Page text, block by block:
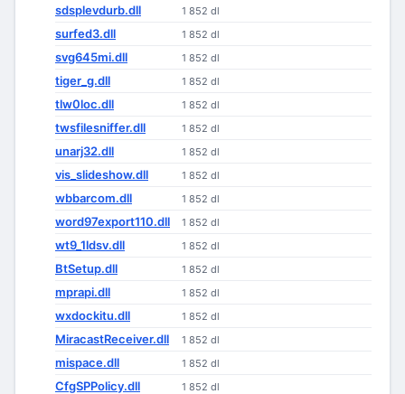
sdsplevdurb.dll 1 852 dl
surfed3.dll 1 852 dl
svg645mi.dll 1 852 dl
tiger_g.dll 1 852 dl
tlw0loc.dll 1 852 dl
twsfilesniffer.dll 1 852 dl
unarj32.dll 1 852 dl
vis_slideshow.dll 1 852 dl
wbbarcom.dll 1 852 dl
word97export110.dll 1 852 dl
wt9_1ldsv.dll 1 852 dl
BtSetup.dll 1 852 dl
mprapi.dll 1 852 dl
wxdockitu.dll 1 852 dl
MiracastReceiver.dll 1 852 dl
mispace.dll 1 852 dl
CfgSPPolicy.dll 1 852 dl